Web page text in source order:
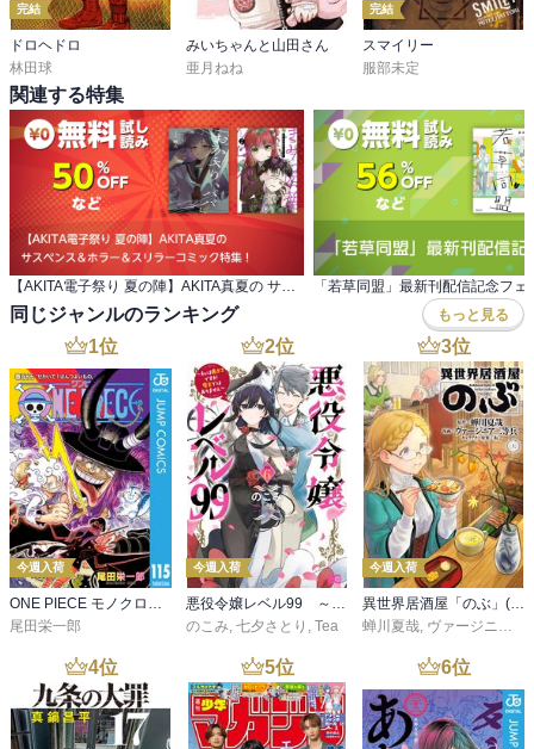
完結
ドロヘドロ
林田球
みいちゃんと山田さん
亜月ねね
完結
スマイリー
服部未定
関連する特集
「若草同盟」最新刊配信記念フェ
同じジャンルのランキング もっと見る
1位
今週入荷
ONE PIECE モノクロ版 115
尾田栄一郎
2位
今週入荷
悪役令嬢レベル99 ～私は裏ボスですが魔王ではありません～ その６
のこみ, 七夕さとり , Tea
3位
今週入荷
異世界居酒屋「のぶ」(22)
蝉川夏哉, ヴァージニア二等兵
4位 5位 6位